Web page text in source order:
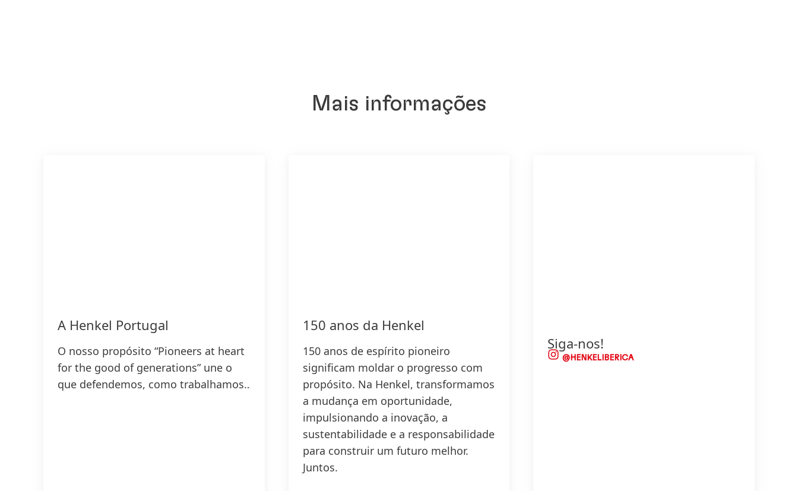
Mais informações
A Henkel Portugal
O nosso propósito “Pioneers at heart
for the good of generations” une o
que defendemos, como trabalhamos
150 anos da Henkel
150 anos de espírito pioneiro
significam moldar o progresso com
propósito. Na Henkel, transformamos
a mudança em oportunidade,
impulsionando a inovação, a
sustentabilidade e a responsabilidade
para construir um futuro melhor.
Juntos.
Siga-nos!
@HENKELIBERICA